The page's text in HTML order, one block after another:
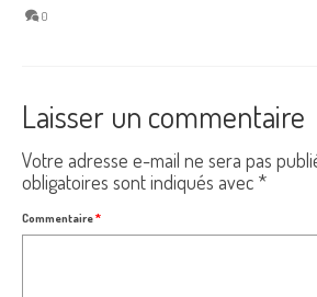
0
Laisser un commentaire
Votre adresse e-mail ne sera pas
obligatoires sont indiqués avec *
Commentaire*